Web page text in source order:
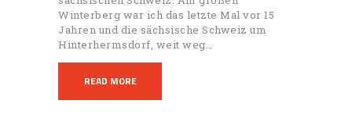
Winterberg war ich das letzte Mal vor 15
Jahren und die sächsische Schweiz um
Hinterhermsdorf, weit weg…
READ MORE